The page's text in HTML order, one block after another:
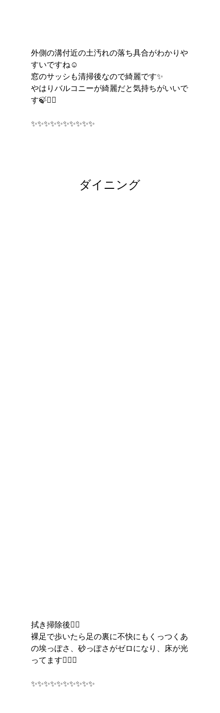
外側の溝付近の土汚れの落ち具合がわかりや
すいですね☺︎
窓のサッシも清掃後なので綺麗です✨
やはりバルコニーが綺麗だと気持ちがいいで
す🍃︎︎👍🏻
✨✨✨✨✨✨✨✨✨✨
ダイニング
拭き掃除後︎︎👍🏻
裸足で歩いたら足の裏に不快にもくっつくあ
の埃っぽさ、砂っぽさがゼロになり、床が光
ってます🙆🏻‍♀️
✨✨✨✨✨✨✨✨✨✨